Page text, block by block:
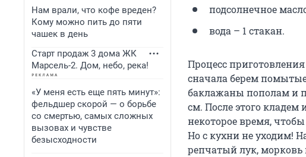
Нам врали, что кофе вреден?
Кому можно пить до пяти
чашек в день
Старт продаж 3 дома ЖК
Марсель-2. Дом, небо, река!
«У меня есть еще пять минут»:
фельдшер скорой — о борьбе
со смертью, самых сложных
вызовах и чувстве
безысходности
подсолнечное
вода – 1 стакан.
Процесс
сначала берем
баклажаны пополам и
см. После этого
некоторое время,
Но с кухни не уходим!
репчатый лук, морковь